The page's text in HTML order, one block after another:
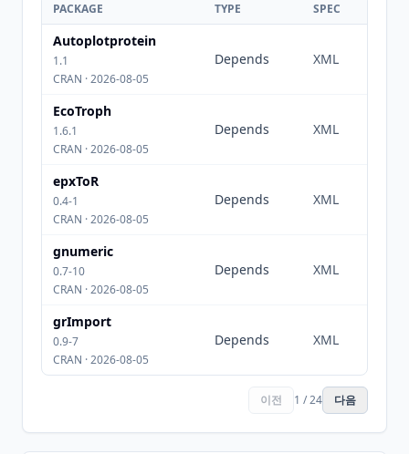
PACKAGE TYPE SPEC
Autoplotprotein
1.1
CRAN · 2026-08-05
Depends XML
EcoTroph
1.6.1
CRAN · 2026-08-05
Depends XML
epxToR
0.4-1
CRAN · 2026-08-05
Depends XML
gnumeric
0.7-10
CRAN · 2026-08-05
Depends XML
grImport
0.9-7
CRAN · 2026-08-05
Depends XML
이전 1 / 24 다음